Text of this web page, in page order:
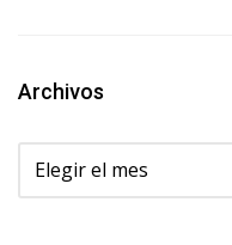
Archivos
Archivos